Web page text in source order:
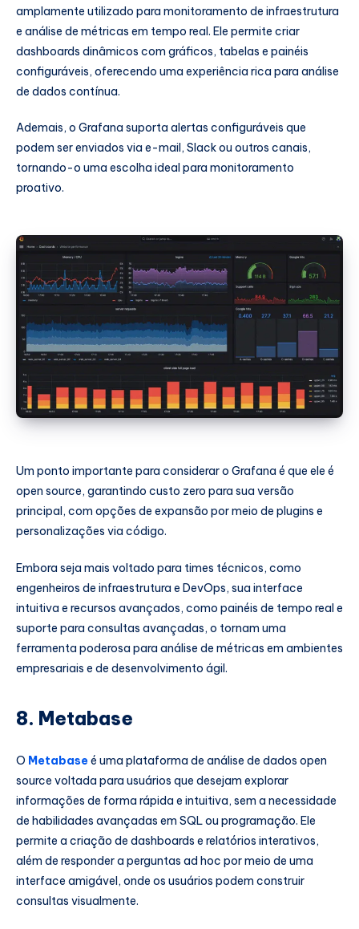
amplamente utilizado para monitoramento de infraestrutura
e análise de métricas em tempo real. Ele permite criar
dashboards dinâmicos com gráficos, tabelas e painéis
configuráveis, oferecendo uma experiência rica para análise
de dados contínua.
Ademais, o Grafana suporta alertas configuráveis que
podem ser enviados via e-mail, Slack ou outros canais,
tornando-o uma escolha ideal para monitoramento
proativo.
Um ponto importante para considerar o Grafana é que ele é
open source, garantindo custo zero para sua versão
principal, com opções de expansão por meio de plugins e
personalizações via código.
Embora seja mais voltado para times técnicos, como
engenheiros de infraestrutura e DevOps, sua interface
intuitiva e recursos avançados, como painéis de tempo real e
suporte para consultas avançadas, o tornam uma
ferramenta poderosa para análise de métricas em ambientes
empresariais e de desenvolvimento ágil.
8. Metabase
O Metabaseé uma plataforma de análise de dados open
source voltada para usuários que desejam explorar
informações de forma rápida e intuitiva, sem a necessidade
de habilidades avançadas em SQL ou programação. Ele
permite a criação de dashboards e relatórios interativos,
além de responder a perguntas ad hoc por meio de uma
interface amigável, onde os usuários podem construir
consultas visualmente.